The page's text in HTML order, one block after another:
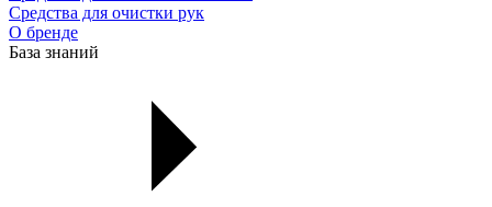
Средства для очистки рук
О бренде
База знаний